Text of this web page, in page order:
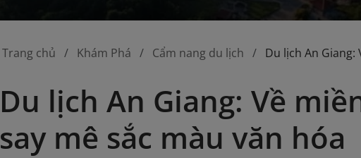
Trang chủ Khám Phá Cẩm nang du lịch Du lịch An Giang:
Du lịch An Giang: Về
say mê sắc màu văn hóa